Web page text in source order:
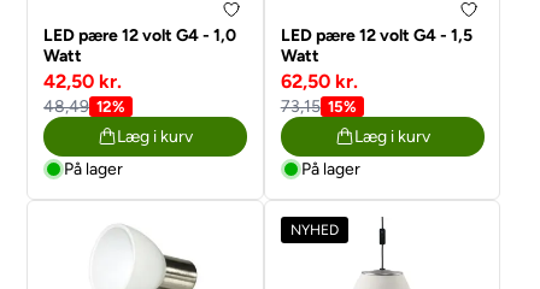
LED pære 12 volt G4 - 1,0
Watt
42,50 kr.
48,49 12%
Læg i kurv
På lager
LED pære 12 volt G4 - 1,5
Watt
62,50 kr.
73,15 15%
Læg i kurv
På lager
NYHED